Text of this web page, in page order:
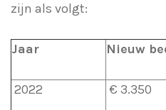
zijn als volgt:
Jaar Nieuw
2022 € 3.350